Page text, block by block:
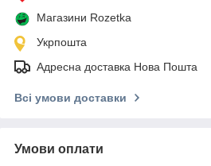
Магазини Rozetka
Укрпошта
Адресна доставка Нова Пошта
Всі умови доставки
Умови оплати